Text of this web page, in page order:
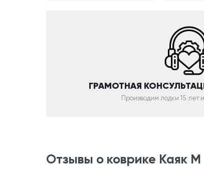
ГРАМОТНАЯ
Производим лодки 15 лет
Отзывы о коврике Каяк